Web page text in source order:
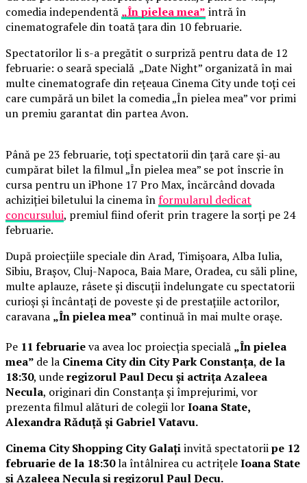
comedia independentă „În pielea mea” intră în
cinematografele din toată țara din 10 februarie.
Spectatorilor li s-a pregătit o surpriză pentru data de 12
februarie: o seară specială „Date Night” organizată în mai
multe cinematografe din rețeaua Cinema City unde toți cei
care cumpără un bilet la comedia „În pielea mea” vor primi
un premiu garantat din partea Avon.
Până pe 23 februarie, toți spectatorii din țară care și-au
cumpărat bilet la filmul „În pielea mea” se pot înscrie în
cursa pentru un iPhone 17 Pro Max, încărcând dovada
achiziției biletului la cinema înformularul dedicat
concursului, premiul fiind oferit prin tragere la sorți pe 24
februarie.
După proiecțiile speciale din Arad, Timișoara, Alba Iulia,
Sibiu, Brașov, Cluj-Napoca, Baia Mare, Oradea, cu săli pline,
multe aplauze, râsete și discuții îndelungate cu spectatorii
curioși și încântați de poveste și de prestațiile actorilor,
caravana „În pielea mea” continuă în mai multe orașe.
Pe 11 februarieva avea loc proiecția specială „În pielea
mea” de la Cinema City din City Park Constanța, de la
18:30, underegizorul Paul Decu și actrița Azaleea
Necula, originari din Constanța și împrejurimi, vor
prezenta filmul alături de colegii lorIoana State,
Alexandra Răduță și Gabriel Vatavu.
Cinema City Shopping City Galațiinvită spectatoriipe 12
februarie de la 18:30la întâlnirea cu actrițeleIoana State
și Azaleea Necula și regizorul Paul Decu.